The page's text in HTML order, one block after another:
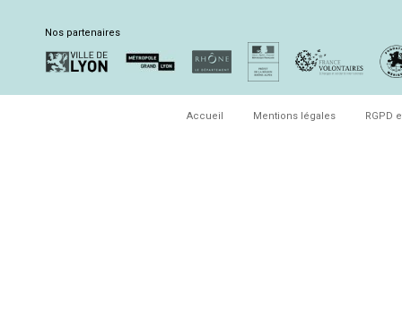
Nos partenaires
Accueil Mentions légales RGPD